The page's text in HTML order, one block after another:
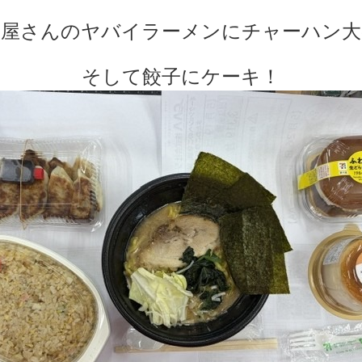
さんのヤバイラーメンにチャーハン
そして餃子にケーキ！